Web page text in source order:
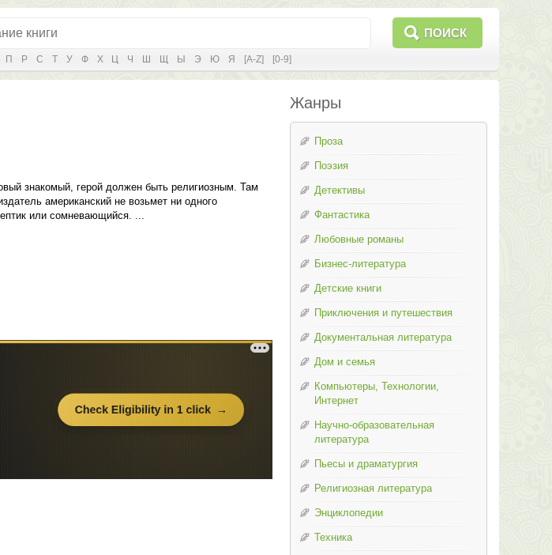
ПОИСК
П Р С Т У Ф Х Ц Ч Ш Щ Ы Э Ю Я [A-Z] [0-9]
знакомый, герой должен быть религиозным. Там
американский не возьмет ни одного
или сомневающийся. ...
Жанры
Проза
Поэзия
Детективы
Фантастика
Любовные романы
Бизнес-литература
Детские книги
Приключения и путешествия
Документальная литература
Дом и семья
Компьютеры, Технологии,
Интернет
Научно-образовательная
литература
Пьесы и драматургия
Религиозная литература
Энциклопедии
Техника